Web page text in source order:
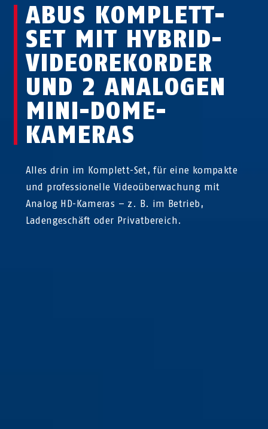
ABUS KOMPLETT-
SET MIT HYBRID-
VIDEO­REKORDER
UND 2 ANALOGEN
MINI-DOME-
KAMERAS
Alles drin im Komplett-Set, für eine kompakte
und professionelle Videoüberwachung mit
Analog HD-Kameras – z. B. im Betrieb,
Ladengeschäft oder Privatbereich.